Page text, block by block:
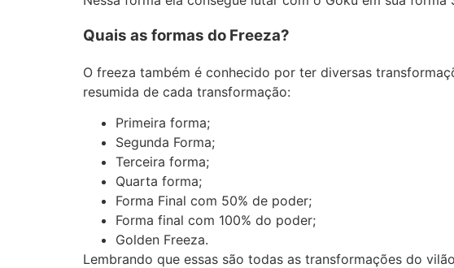
Quais as formas do Freeza?
O freeza também é conhecido por ter diversas
resumida de cada transformação:
Primeira forma;
Segunda Forma;
Terceira forma;
Quarta forma;
Forma Final com 50% de poder;
Forma final com 100% do poder;
Golden Freeza.
Lembrando que essas são todas as transformações do